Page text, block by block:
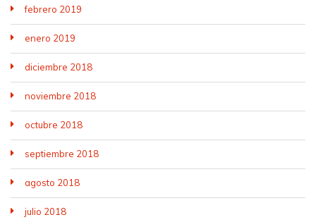
febrero 2019
enero 2019
diciembre 2018
noviembre 2018
octubre 2018
septiembre 2018
agosto 2018
julio 2018